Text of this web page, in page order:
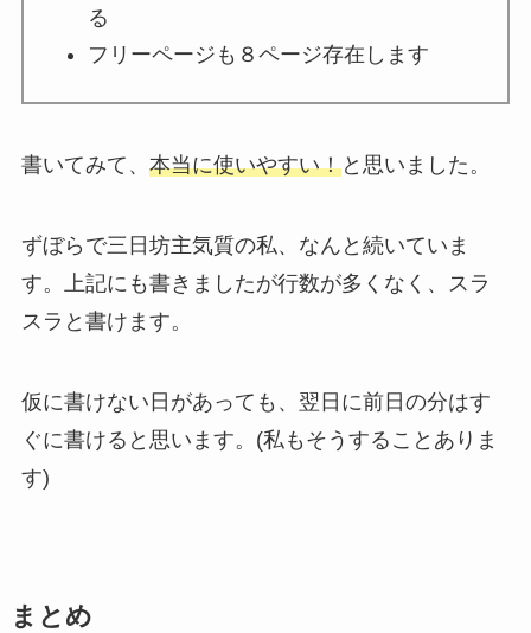
る
フリーページも８ページ存在します
書いてみて、 本当に使いやすい！と思いました。
ずぼらで三日坊主気質の私、なんと続いていま
す。上記にも書きましたが行数が多くなく、スラ
スラと書けます。
仮に書けない日があっても、翌日に前日の分はす
ぐに書けると思います。(私もそうすることありま
す)
まとめ